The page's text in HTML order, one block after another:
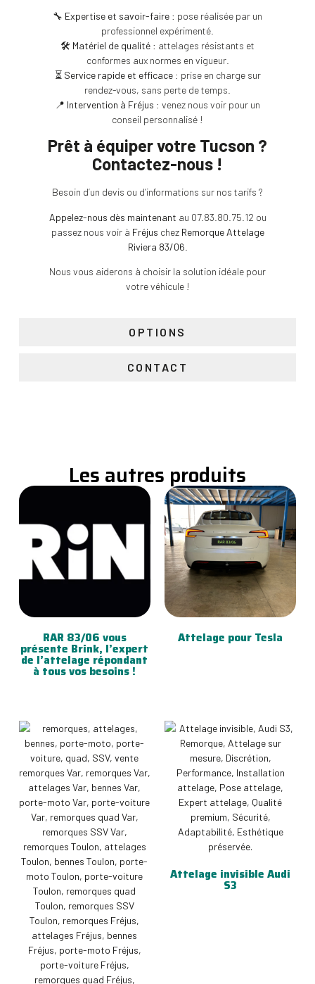
OPTIONS
CONTACT
🔧 Expertise et savoir-faire : pose réalisée par un
professionnel expérimenté.
🛠️ Matériel de qualité : attelages résistants et
conformes aux normes en vigueur.
⏳ Service rapide et efficace: prise en charge sur
rendez-vous, sans perte de temps.
📍 Intervention à Fréjus : venez nous voir pour un
conseil personnalisé !
Prêt à équiper votre Tucson ?
Contactez-nous !
Besoin d’un devis ou d’informations sur nos tarifs ?
Appelez-nous dès maintenant au 07.83.80.75.12 ou
passez nous voir à Fréjus chez Remorque Attelage
Riviera 83/06
Nous vous aiderons à choisir la solution idéale pour
votre véhicule !
Les autres produits
RAR 83/06 vous
présente Brink, l’expert
de l’attelage répondant
à tous vos besoins !
Attelage pour Tesla
Attelage invisible Audi
S3